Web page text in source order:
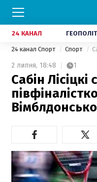
24 КАНАЛ
24 канал Спорт Спорт
2 липня, 18:48 1
Сабін